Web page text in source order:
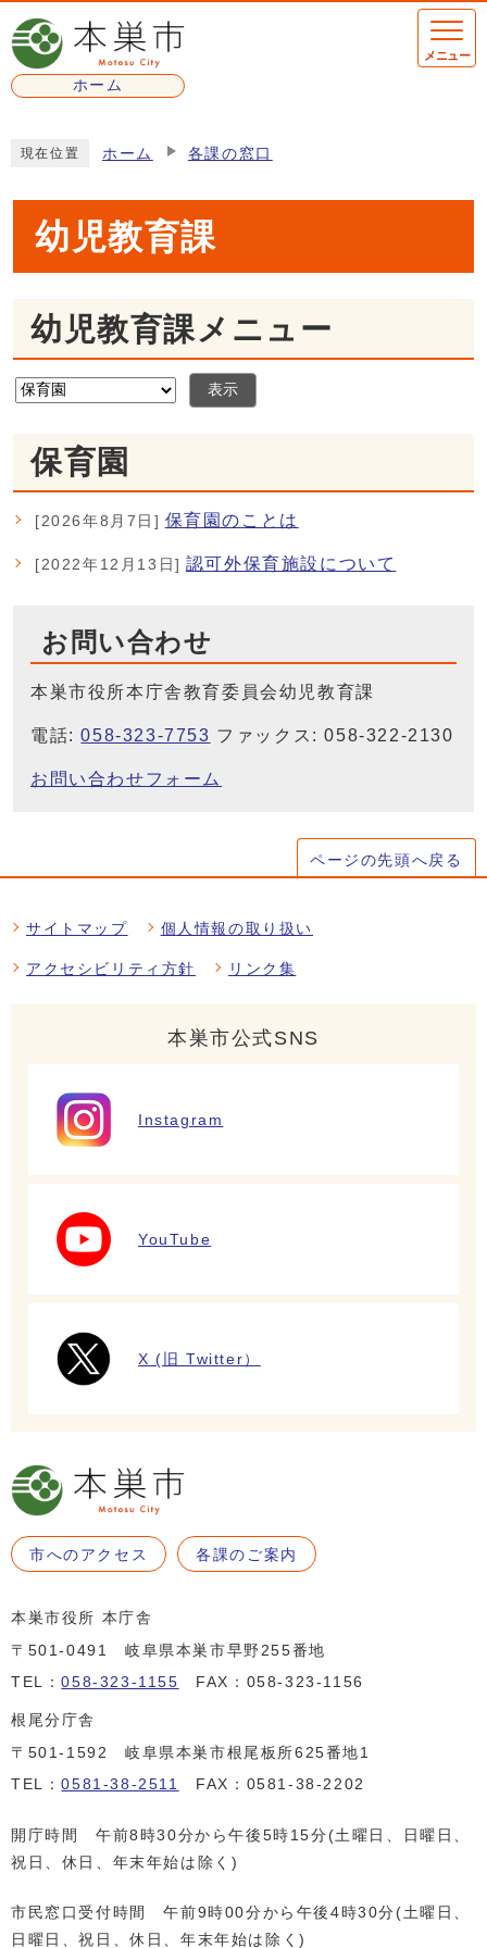
ページの先頭です
ホーム
メニュー
現在位置 ホーム 各課の窓口
幼児教育課
幼児教育課メニュー
表示
保育園
[2026年8月7日] 保育園のことは
[2022年12月13日] 認可外保育施設について
お問い合わせ
本巣市役所本庁舎教育委員会幼児教育課
電話:058-323-7753 ファックス: 058-322-2130
お問い合わせフォーム
ページの先頭へ戻る
サイトマップ 個人情報の取り扱い
アクセシビリティ方針 リンク集
本巣市公式SNS
Instagram
YouTube
X (旧 Twitter）
市へのアクセス 各課のご案内
本巣市役所 本庁舎
〒501-0491 岐阜県本巣市早野255番地
TEL：058-323-1155 FAX：058-323-1156
根尾分庁舎
〒501-1592 岐阜県本巣市根尾板所625番地1
TEL：0581-38-2511 FAX：0581-38-2202
開庁時間 午前8時30分から午後5時15分(土曜日、日曜日、
祝日、休日、年末年始は除く)
市民窓口受付時間 午前9時00分から午後4時30分(土曜日、
日曜日、祝日、休日、年末年始は除く)